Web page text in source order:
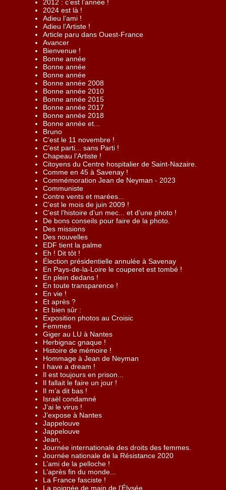
2012 : c’est l’année !
2024 est là !
Adieu l’ami !
Adieu l’Artiste !
Article paru dans Ouest-France
Avancer
Bienvenue !
Bonne année
Bonne année
Bonne année
Bonne année 2008
Bonne année 2010
Bonne année 2015
Bonne année 2017
Bonne année 2018
Bonne année et...
Bruno
C’est le 11 novembre !
C’est parti... sans Parti !
Chapeau l’Artiste !
Citoyens du Centre hospitalier de Saint-Nazaire.
Comme en 45 à Savenay !
Commémoration Jean de Neyman - 2023
Communiste
Contre vents et marées...
C’est le mois de juin 2009 !
C’est l’histoire d’un mec... et d’une photo !
De bons conseils pour faire de la photo.
Des missions
Des nouvelles
EDF tient la palme
Eh ! Dit tôt !
Élection présidentielle annulée à Savenay
En Pays-de-la-Loire le couperet est tombé !
En plein dedans !
En toute transparence !
En vie !
Et après ?
Et bien sûr :
Exposition photos au Croisic
Femmes
Giger au LU à Nantes
Herbignac gnaque !
Histoire de mémoire !
Hommage à Jean de Neyman
I have a dream !
Il est toujours en prison...
Il fallait le faire un jour !
Il m’a dit bas !
Israël condamné
J’ai le virus !
J’expose à Nantes
Jappelouve
Jappelouve
Jean,
Journée internationale des droits des femmes.
Journée nationale de la Résistance 2020
L’ami de la pelloche !
L’après fin du monde...
La France fasciste !
La poignée de main de l’Élysée